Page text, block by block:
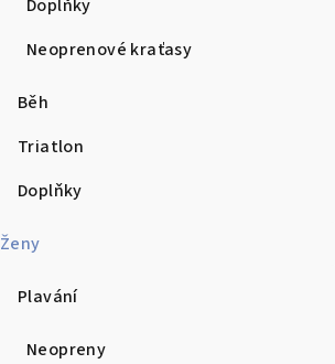
Doplňky
Neoprenové kraťasy
Běh
Triatlon
Doplňky
Ženy
Plavání
Neopreny